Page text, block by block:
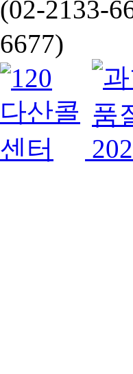
(02-2133-
6677)